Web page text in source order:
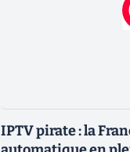
IPTV pirate : la